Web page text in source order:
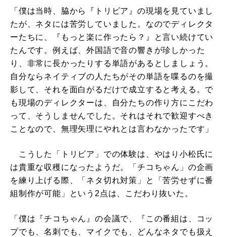
「僕は当時、脇から『トリビア』の現場を見ていまし
たが、ネタには苦労していました。なのでディレクタ
ーたちに、『もっと楽に作ったら？』と言い続けてい
たんです。例えば、外国語で音の響きが珍しかった
り、非常に長かったりする単語があるとしましょう。
自分ならネイティブの人たちがその単語を喋るのを撮
影して、それを面白がるだけで成立すると考える。で
も現場のディレクターは、自分たちの作り方にこだわ
って、そうしませんでした。それはそれで歓迎すべき
ことなので、無理矢理にやれとは言わなかったです」
こうした「トリビア」での体験は、やはり小松氏に
は貴重な収穫になったようだ。「チコちゃん」の企画
を練り上げる際、「ネタ切れ対策」と「苦労せずに番
組制作が可能」という2点は、こだわり抜いた。
「僕は『チコちゃん』の会議で、『この番組は、コッ
プでも、名刺でも、マイクでも、どんなネタでも扱え